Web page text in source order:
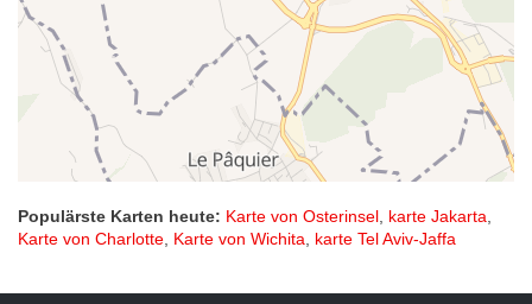
Populärste Karten heute: Karte von Osterinsel, karte Jakarta,
Karte von Charlotte, Karte von Wichita, karte Tel Aviv-Jaffa